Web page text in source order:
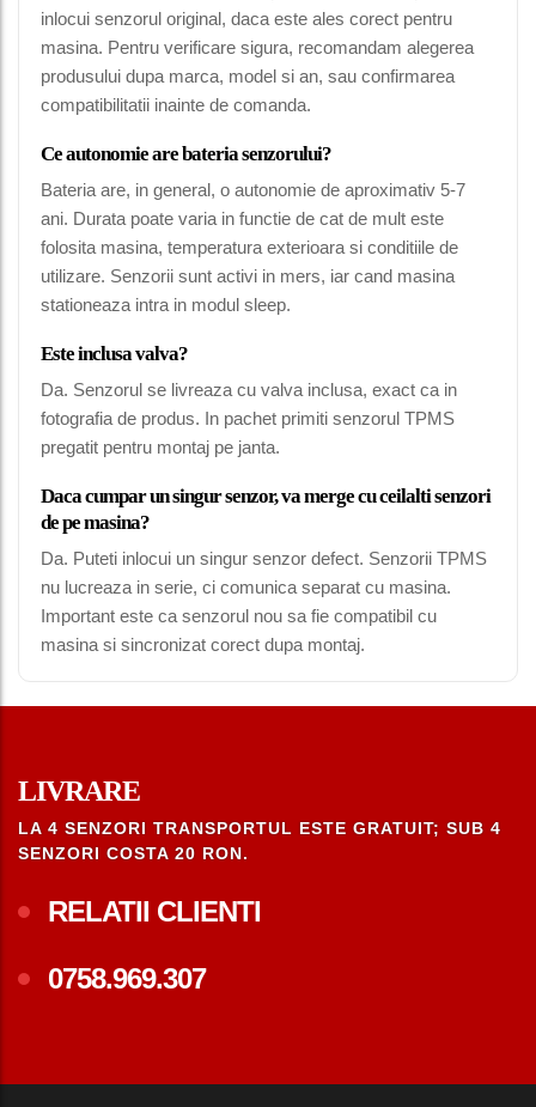
inlocui senzorul original, daca este ales corect pentru
masina. Pentru verificare sigura, recomandam alegerea
produsului dupa marca, model si an, sau confirmarea
compatibilitatii inainte de comanda.
Ce autonomie are bateria senzorului?
Bateria are, in general, o autonomie de aproximativ 5-7
ani. Durata poate varia in functie de cat de mult este
folosita masina, temperatura exterioara si conditiile de
utilizare. Senzorii sunt activi in mers, iar cand masina
stationeaza intra in modul sleep.
Este inclusa valva?
Da. Senzorul se livreaza cu valva inclusa, exact ca in
fotografia de produs. In pachet primiti senzorul TPMS
pregatit pentru montaj pe janta.
Daca cumpar un singur senzor, va merge cu ceilalti senzori
de pe masina?
Da. Puteti inlocui un singur senzor defect. Senzorii TPMS
nu lucreaza in serie, ci comunica separat cu masina.
Important este ca senzorul nou sa fie compatibil cu
masina si sincronizat corect dupa montaj.
LIVRARE
LA 4 SENZORI TRANSPORTUL ESTE GRATUIT; SUB 4
SENZORI COSTA 20 RON.
RELATII CLIENTI
0758.969.307